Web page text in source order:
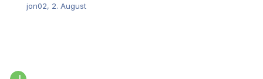
jon02, 2. August